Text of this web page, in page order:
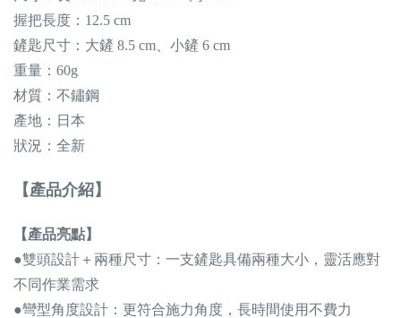
握把長度：12.5 cm
鏟匙尺寸：大鏟 8.5 cm、小鏟 6 cm
重量：60g
材質：不鏽鋼
產地：日本
狀況：全新
【產品介紹】
【產品亮點】
●雙頭設計＋兩種尺寸：一支鏟匙具備兩種大小，靈活應對
不同作業需求
●彎型角度設計：更符合施力角度，長時間使用不費力